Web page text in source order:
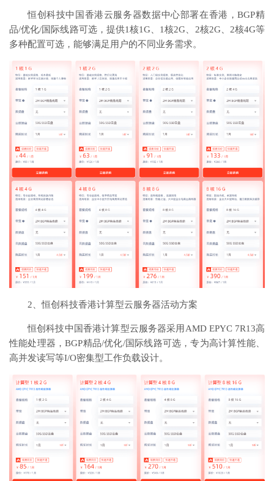
恒创科技中国香港云服务器数据中心部署在香港，BGP精
品/优化/国际线路可选，提供1核1G、1核2G、2核2G、2核4G等
多种配置可选，能够满足用户的不同业务需求。
2、恒创科技香港计算型云服务器活动方案
恒创科技中国香港计算型云服务器采用AMD EPYC 7R13高
性能处理器，BGP精品/优化/国际线路可选，专为高计算性能、
高并发读写等I/O密集型工作负载设计。